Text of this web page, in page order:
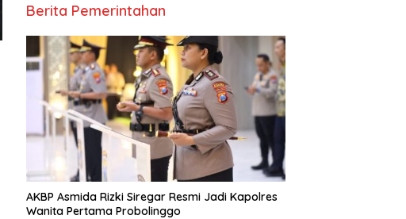
Berita Pemerintahan
AKBP Asmida Rizki Siregar Resmi Jadi Kapolres
Wanita Pertama Probolinggo